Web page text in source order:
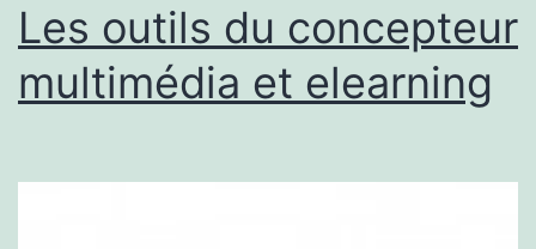
Les outils du concepteur
multimédia et elearning